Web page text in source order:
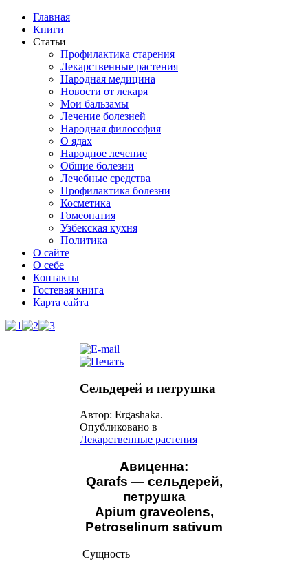
Главная
Книги
Статьи
Профилактика старения
Лекарственные растения
Народная медицина
Новости от лекаря
Мои бальзамы
Лечение болезней
Народная философия
О ядах
Народное лечение
Общие болезни
Лечебные средства
Профилактика болезни
Косметика
Гомеопатия
Узбекская кухня
Политика
О сайте
О себе
Контакты
Гостевая книга
Карта сайта
Сельдерей и петрушка
Автор: Ergashaka.
Опубликовано в
Лекарственные растения
Авиценна:
Qarafs — сельдерей,
петрушка
Apium graveolens,
Petroselinum sativum
Сущность